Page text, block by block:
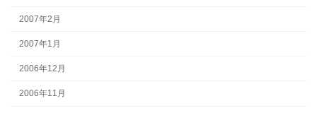
2007年2月
2007年1月
2006年12月
2006年11月